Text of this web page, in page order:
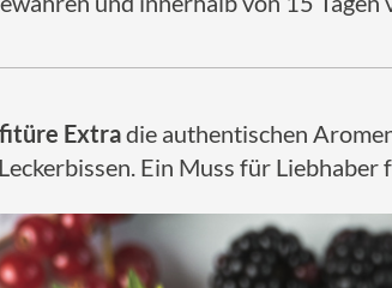
Extradie authentischen
Ein Muss für